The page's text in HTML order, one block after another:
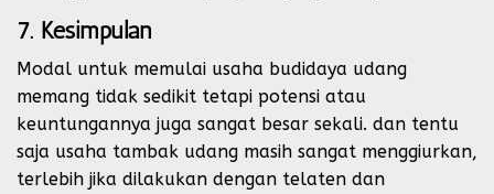
7. Kesimpulan
Modal untuk memulai usaha budidaya udang
memang tidak sedikit tetapi potensi atau
keuntungannya juga sangat besar sekali. dan tentu
saja usaha tambak udang masih sangat menggiurkan,
terlebih jika dilakukan dengan telaten dan